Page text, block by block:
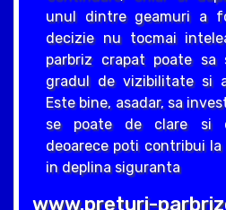
unul dintre geamuri a
decizie nu tocmai
parbriz crapat poate
gradul de vizibilitate si
Este bine, asadar, sa
se poate de clare si
deoarece poti contribui
in deplina siguranta
www.preturi-